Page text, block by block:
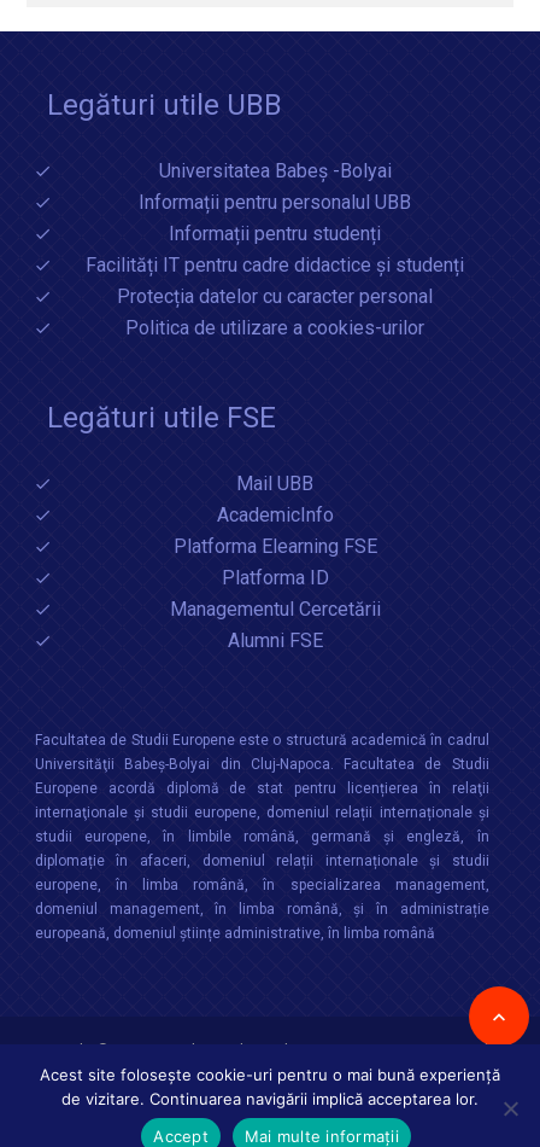
Legături utile UBB
Universitatea Babeș -Bolyai
Informații pentru personalul UBB
Informații pentru studenți
Facilități IT pentru cadre didactice și studenți
Protecția datelor cu caracter personal
Politica de utilizare a cookies-urilor
Legături utile FSE
Mail UBB
AcademicInfo
Platforma Elearning FSE
Platforma ID
Managementul Cercetării
Alumni FSE
Facultatea de Studii Europene este o structură academică în cadrul
Universităţii Babeș-Bolyai din Cluj-Napoca. Facultatea de Studii
Europene acordă diplomă de stat pentru licențierea în relaţii
internaţionale şi studii europene, domeniul relații internaționale şi
studii europene, în limbile română, germană și engleză, în
diplomație în afaceri, domeniul relații internaționale și studii
europene, în limba română, în specializarea management,
domeniul management, în limba română, și în administrație
europeană, domeniul științe administrative, în limba română
Copyright © 2026 : Facultatea de Studii Europene
Universitatea Babes-
BolyaiToate drepturile rezervate
Acest site folosește cookie-uri pentru o mai bună experiență
de vizitare. Continuarea navigării implică acceptarea lor.
Accept
Mai multe informații